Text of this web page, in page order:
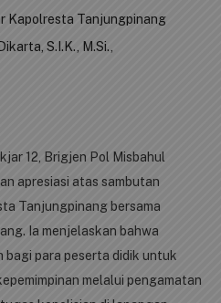
Kapolresta Tanjungpinang
S.I.K., M.Si.,
12, Brigjen Pol Misbahul
apresiasi atas sambutan
Tanjungpinang bersama
Ia menjelaskan bahwa
bagi para peserta didik untuk
melalui pengamatan